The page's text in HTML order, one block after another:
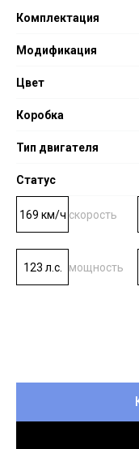
Комплектация
Модификация
Цвет
Коробка
Тип двигателя
Статус
169 км/ч скорость
123 л.с. мощность